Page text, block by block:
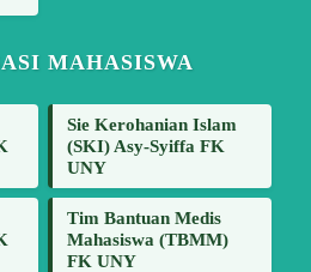
MAHASISWA
Sie Kerohanian Islam
(SKI) Asy-Syiffa FK
UNY
Tim Bantuan Medis
Mahasiswa (TBMM)
FK UNY